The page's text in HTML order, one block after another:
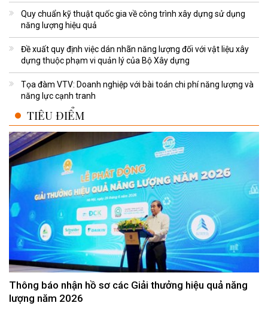
Quy chuẩn kỹ thuật quốc gia về công trình xây dựng sử dụng
năng lượng hiệu quả
Đề xuất quy định việc dán nhãn năng lượng đối với vật liệu xây
dựng thuộc phạm vi quản lý của Bộ Xây dựng
Tọa đàm VTV: Doanh nghiệp với bài toán chi phí năng lượng và
năng lực cạnh tranh
TIÊU ĐIỂM
Thông báo nhận hồ sơ các Giải thưởng hiệu quả năng
lượng năm 2026